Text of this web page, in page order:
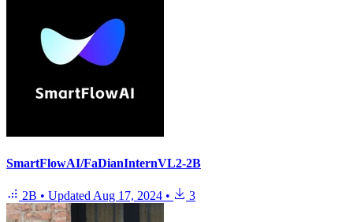
SmartFlowAI/FaDianInternVL2-2B
2B • Updated Aug 17, 2024 • 3